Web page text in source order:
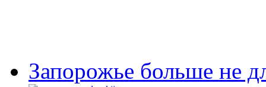
Запорожье больше не